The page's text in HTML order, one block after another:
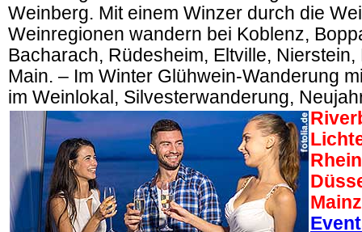
Weinberg. Mit einem Winzer durch die
Weinregionen wandern bei Koblenz,
Bacharach, Rüdesheim, Eltville,
Main. – Im Winter Glühwein-Wanderung
im Weinlokal, Silvesterwanderung,
Mainz